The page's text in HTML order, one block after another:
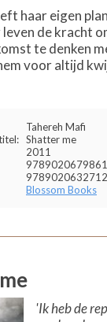
haar eigen
de kracht
te denken
voor altijd
Tahereh Mafi
Shatter me
2011
9789020679861
9789020632712
Blossom Books
'Ik heb de